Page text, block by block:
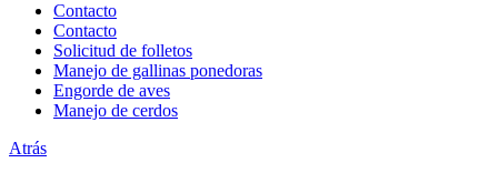
Contacto
Contacto
Solicitud de folletos
Manejo de gallinas ponedoras
Engorde de aves
Manejo de cerdos
Atrás